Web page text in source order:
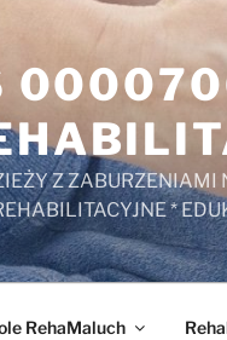
Z ZABURZENIAMI
*
RehaMaluch